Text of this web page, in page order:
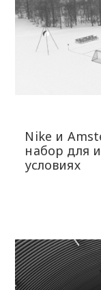
Nike и
набор для
условиях